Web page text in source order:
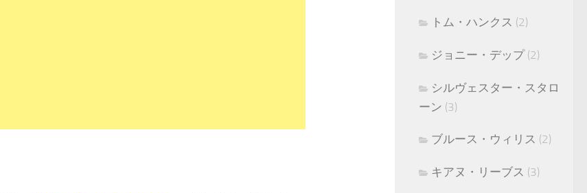
トム・ハンクス (2)
ジョニー・デップ(2)
シルヴェスター・スタロ
ーン (3)
ブルース・ウィリス (2)
キアヌ・リーブス (3)